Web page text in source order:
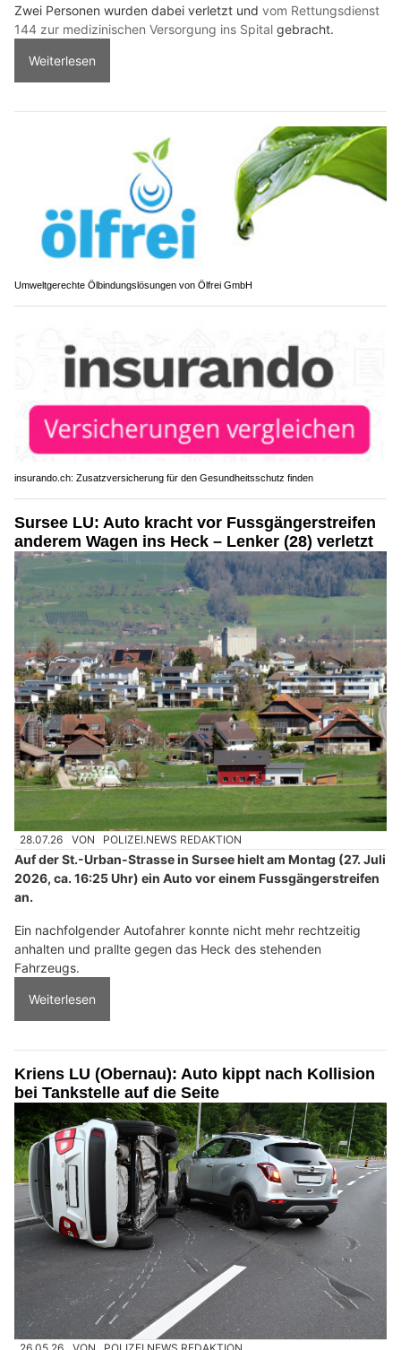
Zwei Personen wurden dabei verletzt und vom Rettungsdienst
144 zur medizinischen Versorgung ins Spital gebracht.
Weiterlesen
Umweltgerechte Ölbindungslösungen von Ölfrei GmbH
insurando.ch: Zusatzversicherung für den Gesundheitsschutz finden
Sursee LU: Auto kracht vor Fussgängerstreifen
anderem Wagen ins Heck – Lenker (28) verletzt
28.07.26 VON POLIZEI.NEWS REDAKTION
Auf der St.-Urban-Strasse in Sursee hielt am Montag (27. Juli
2026, ca. 16:25 Uhr) ein Auto vor einem Fussgängerstreifen
an.
Ein nachfolgender Autofahrer konnte nicht mehr rechtzeitig
anhalten und prallte gegen das Heck des stehenden
Fahrzeugs.
Weiterlesen
Kriens LU (Obernau): Auto kippt nach Kollision
bei Tankstelle auf die Seite